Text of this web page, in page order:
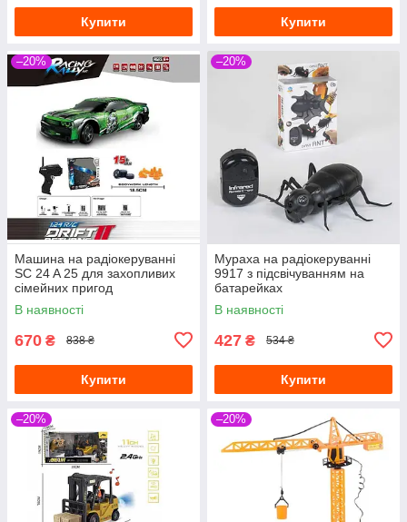
Купити Купити
–20%
Машина на радіокеруванні
SC 24 A 25 для захопливих
сімейних пригод
В наявності
670 ₴ 838 ₴
Купити
–20%
Мураха на радіокеруванні
9917 з підсвічуванням на
батарейках
В наявності
427 ₴ 534 ₴
Купити
–20% –20%